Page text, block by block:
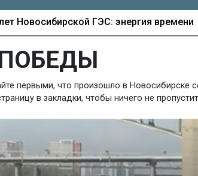
Новосибирской ГЭС: энергия времени
первыми, что произошло в Новосибирске
в закладки, чтобы ничего не